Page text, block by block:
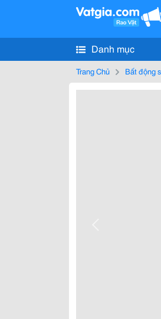
Danh mục
Trang Chủ Bất động